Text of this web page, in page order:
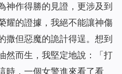
神作得勝的見證，更涉及到
耀的證據，我絕不能讓神傷
撒但惡魔的詭計得逞。想到
然而生，我堅定地說：「打
時，一個女警進來看了看